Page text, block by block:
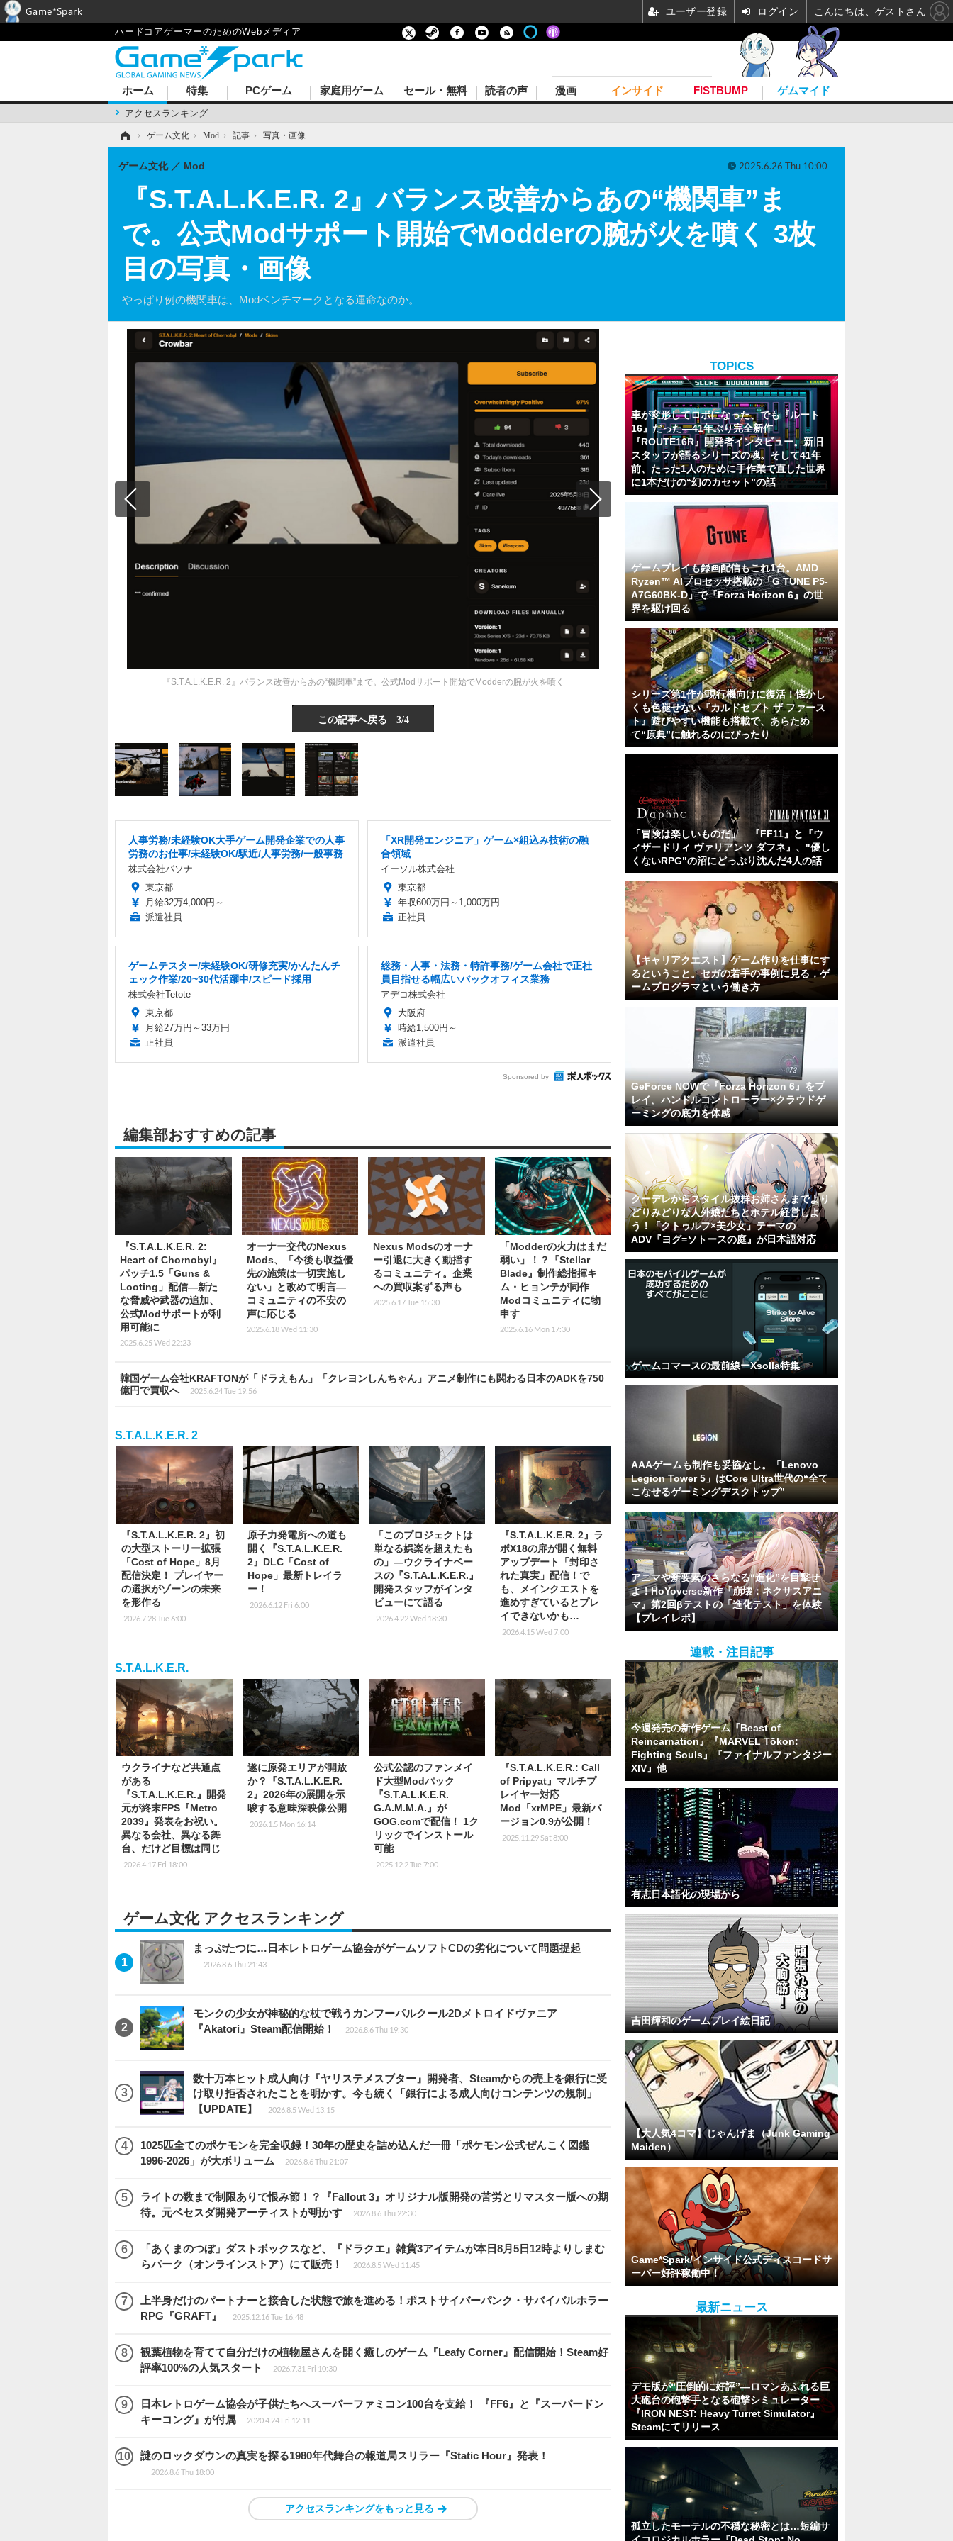
ハードコアゲーマーのためのWebメディア
ホーム
アクセスランキング
特集 PCゲーム 家庭用ゲーム セール・無料 読者の声 漫画 インサイド FISTBUMP ゲムマイド
› ゲーム文化 › Mod › 記事 › 写真・画像
『S.T.A.L.K.E.R. 2』バランス改善からあの“機関車”ま
で。公式Modサポート開始でModderの腕が火を噴く 3枚
目の写真・画像
やっぱり例の機関車は、Modベンチマークとなる運命なのか。
ゲーム文化 Mod 2025.6.26 Thu 10:00
『S.T.A.L.K.E.R. 2』バランス改善からあの“機関車”まで。公式Modサポート開始でModderの腕が火を噴く
この記事へ戻る 3/4
人事労務/未経験OK大手ゲーム開発企業での人事
労務のお仕事/未経験OK/駅近/人事労務/一般事務
株式会社パソナ
東京都
月給32万4,000円～
派遣社員
「XR開発エンジニア」ゲーム×組込み技術の融
合領域
イーソル株式会社
東京都
年収600万円～1,000万円
正社員
ゲームテスター/未経験OK/研修充実/かんたんチ
ェック作業/20~30代活躍中/スピード採用
株式会社Tetote
東京都
月給27万円～33万円
正社員
総務・人事・法務・特許事務/ゲーム会社で正社
員目指せる幅広いバックオフィス業務
アデコ株式会社
大阪府
時給1,500円～
派遣社員
Sponsored by
編集部おすすめの記事
『S.T.A.L.K.E.R. 2:
Heart of Chornobyl』
パッチ1.5「Guns &
Looting」配信―新た
な脅威や武器の追加、
公式Modサポートが利
用可能に
2025.6.25 Wed 22:23
オーナー交代のNexus
Mods、「今後も収益優
先の施策は一切実施し
ない」と改めて明言―
コミュニティの不安の
声に応じる
2025.6.18 Wed 11:30
Nexus Modsのオーナ
ー引退に大きく動揺す
るコミュニティ。企業
への買収案ずる声も
2025.6.17 Tue 15:30
「Modderの火力はまだ
弱い」！？『Stellar
Blade』制作総指揮キ
ム・ヒョンテが同作
Modコミュニティに物
申す
2025.6.16 Mon 17:30
韓国ゲーム会社KRAFTONが「ドラえもん」「クレヨンしんちゃん」アニメ制作にも関わる日本のADKを750
億円で買収へ
2025.6.24 Tue 19:56
S.T.A.L.K.E.R. 2
『S.T.A.L.K.E.R. 2』初
の大型ストーリー拡張
「Cost of Hope」8月
配信決定！ プレイヤー
の選択がゾーンの未来
を形作る
2026.7.28 Tue 6:00
原子力発電所への道も
開く『S.T.A.L.K.E.R.
2』DLC「Cost of
Hope」最新トレイラ
ー！
2026.6.12 Fri 6:00
「このプロジェクトは
単なる娯楽を超えたも
の」―ウクライナベー
スの『S.T.A.L.K.E.R.』
開発スタッフがインタ
ビューにて語る
2026.4.22 Wed 18:30
『S.T.A.L.K.E.R. 2』ラ
ボX18の扉が開く無料
アップデート「封印さ
れた真実」配信！で
も、メインクエストを
進めすぎているとプレ
イできないかも…
2026.4.15 Wed 7:00
S.T.A.L.K.E.R.
ウクライナなど共通点
がある
『S.T.A.L.K.E.R.』開発
元が終末FPS『Metro
2039』発表をお祝い。
異なる会社、異なる舞
台、だけど目標は同じ
2026.4.17 Fri 18:00
遂に原発エリアが開放
か？『S.T.A.L.K.E.R.
2』2026年の展開を示
唆する意味深映像公開
2026.1.5 Mon 16:14
公式公認のファンメイ
ド大型Modパック
『S.T.A.L.K.E.R.
G.A.M.M.A.』が
GOG.comで配信！ 1ク
リックでインストール
可能
2025.12.2 Tue 7:00
『S.T.A.L.K.E.R.: Call
of Pripyat』マルチプ
レイヤー対応
Mod「xrMPE」最新バ
ージョン0.9が公開！
2025.11.29 Sat 8:00
ゲーム文化 アクセスランキング
まっぷたつに…日本レトロゲーム協会がゲームソフトCDの劣化について問題提起
2026.8.6 Thu 21:43
モンクの少女が神秘的な杖で戦うカンフーパルクール2Dメトロイドヴァニア
『Akatori』Steam配信開始！
2026.8.6 Thu 19:30
数十万本ヒット成人向け『ヤリステメスブター』開発者、Steamからの売上を銀行に受
け取り拒否されたことを明かす。今も続く「銀行による成人向けコンテンツの規制」
【UPDATE】
2026.8.5 Wed 13:15
1025匹全てのポケモンを完全収録！30年の歴史を詰め込んだ一冊「ポケモン公式ぜんこく図鑑
1996-2026」が大ボリューム
2026.8.6 Thu 21:07
ライトの数まで制限ありで恨み節！？『Fallout 3』オリジナル版開発の苦労とリマスター版への期
待。元ベセスダ開発アーティストが明かす
2026.8.6 Thu 22:30
「あくまのつぼ」ダストボックスなど、『ドラクエ』雑貨3アイテムが本日8月5日12時よりしまむ
らパーク（オンラインストア）にて販売！
2026.8.5 Wed 11:45
上半身だけのパートナーと接合した状態で旅を進める！ポストサイバーパンク・サバイバルホラー
RPG『GRAFT』
2025.12.16 Tue 16:48
観葉植物を育てて自分だけの植物屋さんを開く癒しのゲーム『Leafy Corner』配信開始！Steam好
評率100%の人気スタート
2026.7.31 Fri 10:30
日本レトロゲーム協会が子供たちへスーパーファミコン100台を支給！ 『FF6』と『スーパードン
キーコング』が付属
2020.4.24 Fri 12:11
謎のロックダウンの真実を探る1980年代舞台の報道局スリラー『Static Hour』発表！
2026.8.6 Thu 18:00
アクセスランキングをもっと見る
TOPICS
車が変形してロボになった、でも『ルート
16』だった―41年ぶり完全新作
『ROUTE16R』開発者インタビュー。新旧
スタッフが語るシリーズの魂。そして41年
前、たった1人のために手作業で直した世界
に1本だけの“幻のカセット”の話
ゲームプレイも録画配信もこれ1台。AMD
Ryzen™ AIプロセッサ搭載の「G TUNE P5-
A7G60BK-D」で『Forza Horizon 6』の世
界を駆け回る
シリーズ第1作が現行機向けに復活！懐かし
くも色褪せない『カルドセプト ザ ファース
ト』遊びやすい機能も搭載で、あらため
て“原典”に触れるのにぴったり
「冒険は楽しいものだ」 ─『FF11』と『ウ
ィザードリィ ヴァリアンツ ダフネ』、"優し
くないRPG"の沼にどっぷり沈んだ4人の話
【キャリアクエスト】ゲーム作りを仕事にす
るということ。セガの若手の事例に見る，ゲ
ームプログラマという働き方
GeForce NOWで『Forza Horizon 6』をプ
レイ。ハンドルコントローラー×クラウドゲ
ーミングの底力を体感
クーデレからスタイル抜群お姉さんまでより
どりみどりな人外娘たちとホテル経営しよ
う！「クトゥルフ×美少女」テーマの
ADV『ヨグ=ソトースの庭』が日本語対応
ゲームコマースの最前線ーXsolla特集
AAAゲームも制作も妥協なし。「Lenovo
Legion Tower 5」はCore Ultra世代の“全て
こなせるゲーミングデスクトップ”
アニマや新要素のさらなる“進化”を目撃せ
よ！HoYoverse新作『崩壊：ネクサスアニ
マ』第2回βテストの「進化テスト」を体験
【プレイレポ】
連載・注目記事
今週発売の新作ゲーム『Beast of
Reincarnation』『MARVEL Tōkon:
Fighting Souls』『ファイナルファンタジー
XIV』他
有志日本語化の現場から
吉田輝和のゲームプレイ絵日記
【大人気4コマ】じゃんげま（Junk Gaming
Maiden）
Game*Spark/インサイド公式ディスコードサ
ーバー好評稼働中！
最新ニュース
デモ版が“圧倒的に好評”―ロマンあふれる巨
大砲台の砲撃手となる砲撃シミュレーター
『IRON NEST: Heavy Turret Simulator』
Steamにてリリース
孤立したモーテルの不穏な秘密とは…短編サ
Game*Spark ユーザー登録 ログイン こんにちは、ゲストさん